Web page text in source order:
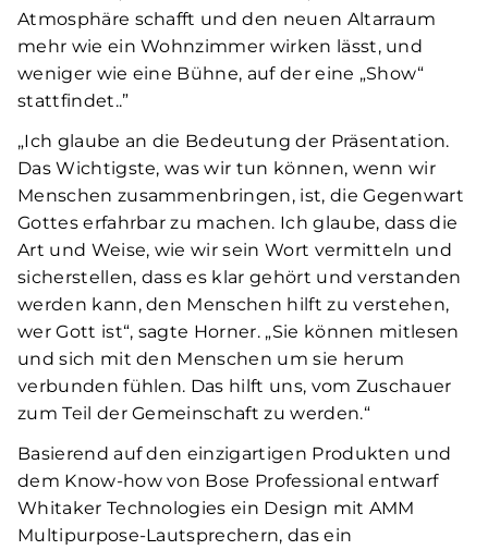
Atmosphäre schafft und den neuen Altarraum
mehr wie ein Wohnzimmer wirken lässt, und
weniger wie eine Bühne, auf der eine „Show“
stattfindet..”
„Ich glaube an die Bedeutung der Präsentation.
Das Wichtigste, was wir tun können, wenn wir
Menschen zusammenbringen, ist, die Gegenwart
Gottes erfahrbar zu machen. Ich glaube, dass die
Art und Weise, wie wir sein Wort vermitteln und
sicherstellen, dass es klar gehört und verstanden
werden kann, den Menschen hilft zu verstehen,
wer Gott ist“, sagte Horner. „Sie können mitlesen
und sich mit den Menschen um sie herum
verbunden fühlen. Das hilft uns, vom Zuschauer
zum Teil der Gemeinschaft zu werden.“
Basierend auf den einzigartigen Produkten und
dem Know-how von Bose Professional entwarf
Whitaker Technologies ein Design mit AMM
Multipurpose-Lautsprechern, das ein